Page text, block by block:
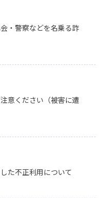
・警察などを名乗る詐
意ください（被害に遭
た不正利用について